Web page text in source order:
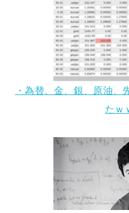
・為替、金、銀、原油、
たｗ